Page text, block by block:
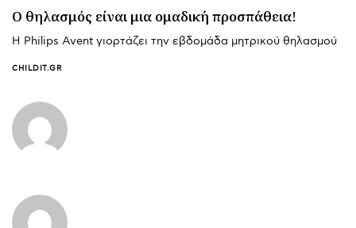
Ο θηλασμός είναι μια ομαδική προσπάθεια!
Η Philips Avent γιορτάζει την εβδομάδα μητρικού θηλασμού
CHILDIT.GR